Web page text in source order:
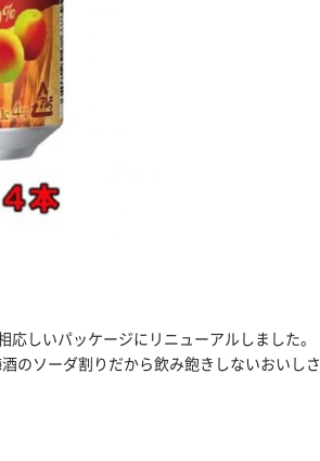
しいパッケージにリニューアルしました。
のソーダ割りだから飲み飽きしないおいしさ